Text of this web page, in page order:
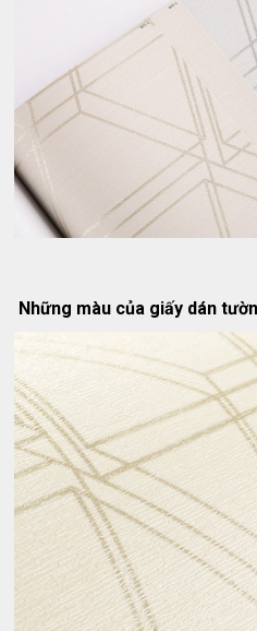
Những màu của giấy dán